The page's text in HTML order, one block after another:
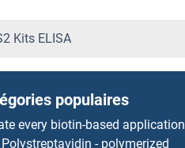
Kits ELISA
populaires
every biotin-based application
- polymerized